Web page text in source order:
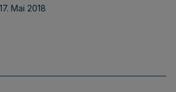
Mai 2018